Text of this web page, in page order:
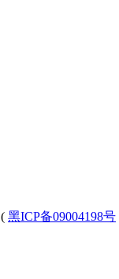
( 黑ICP备09004198号